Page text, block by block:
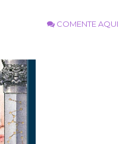
COMENTE AQUI